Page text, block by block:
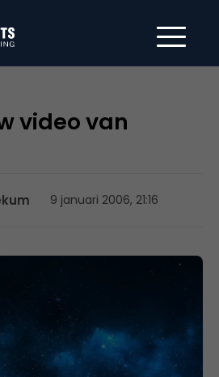
video van
9 januari 2006, 21:16